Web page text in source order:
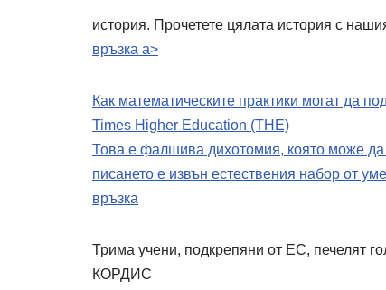
история. Прочетете цялата история с
връзка a>
Как математическите практики могат да
Times Higher Education (THE)
Това е фалшива дихотомия, която може
писането е извън естествения набор от
връзка
Трима учени, подкрепяни от ЕС, печелят
КОРДИС